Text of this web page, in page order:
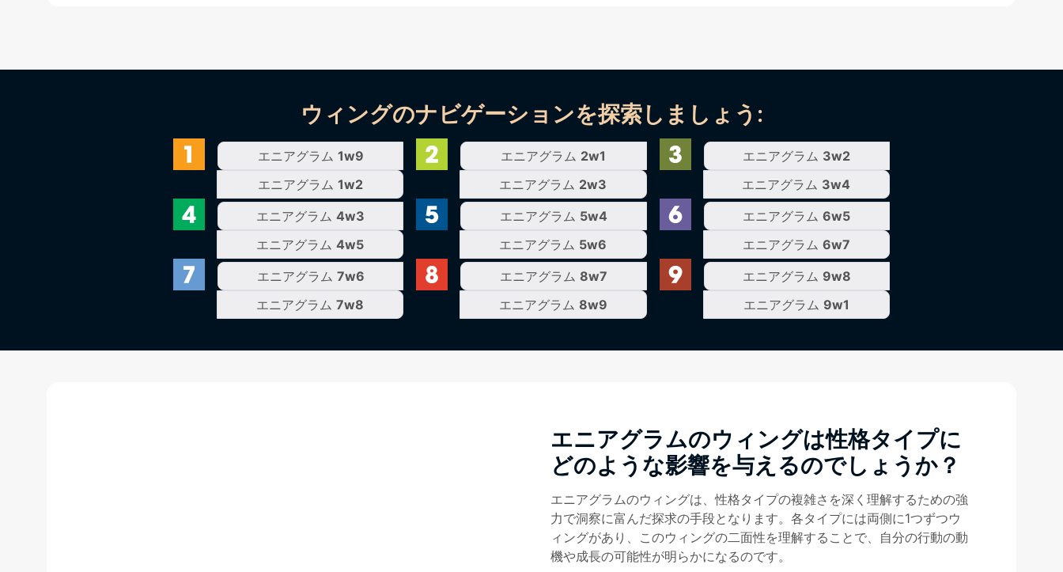
ウィングのナビゲーションを探索しましょう:
エニアグラム 1w9
エニアグラム 1w2
エニアグラム 2w1
エニアグラム 2w3
エニアグラム 3w2
エニアグラム 3w4
エニアグラム4w3
エニアグラム4w5
エニアグラム 5w4
エニアグラム 5w6
エニアグラム6w5
エニアグラム 6w7
エニアグラム 7w6
エニアグラム7w8
エニアグラム 8w7
エニアグラム 8w9
エニアグラム 9w8
エニアグラム 9w1
エニアグラムのウィングは性格タイプに
どのような影響を与えるのでしょうか？
エニアグラムのウィングは、性格タイプの複雑さを深く理解するための強
力で洞察に富んだ探求の手段となります。各タイプには両側に1つずつウ
ィングがあり、このウィングの二面性を理解することで、自分の行動の動
機や成長の可能性が明らかになるのです。